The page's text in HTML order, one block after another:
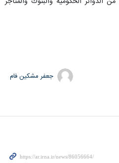
جعفر مشکین فام